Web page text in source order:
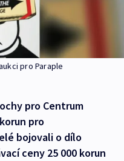
pro Paraple
pro Centrum
pro
bojovali o dílo
ceny 25 000 korun